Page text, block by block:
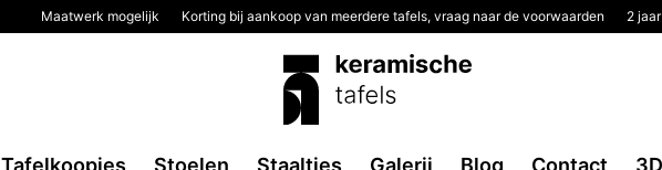
Maatwerk mogelijk Korting bij aankoop van meerdere tafels, vraag naar de voorwaarden 2
Tafelkoopjes Stoelen Staaltjes Galerij Blog Contact